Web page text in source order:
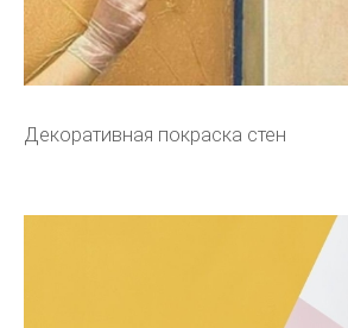
Декоративная покраска стен